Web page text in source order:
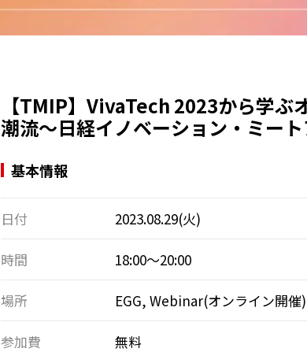
【TMIP】VivaTech 2023から学ぶ
潮流～日経イノベーション・ミー
基本情報
日付 2023.08.29(火)
時間 18:00～20:00
場所 EGG, Webinar(オンライン開催)
参加費 無料